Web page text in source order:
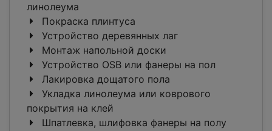
линолеума
Покраска плинтуса
Устройство деревянных лаг
Монтаж напольной доски
Устройство OSB или фанеры на пол
Лакировка дощатого пола
Укладка линолеума или коврового
покрытия на клей
Шпатлевка, шлифовка фанеры на полу